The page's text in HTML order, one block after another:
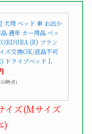
犬用 ベッド 車 お出か
通年 カー用品 ベッ
(R) ブラン
ズ交換OK/返品不可
ドライブベッド L
時点)
イズ(Mサイズ
)